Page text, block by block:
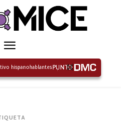
hispanohablantes